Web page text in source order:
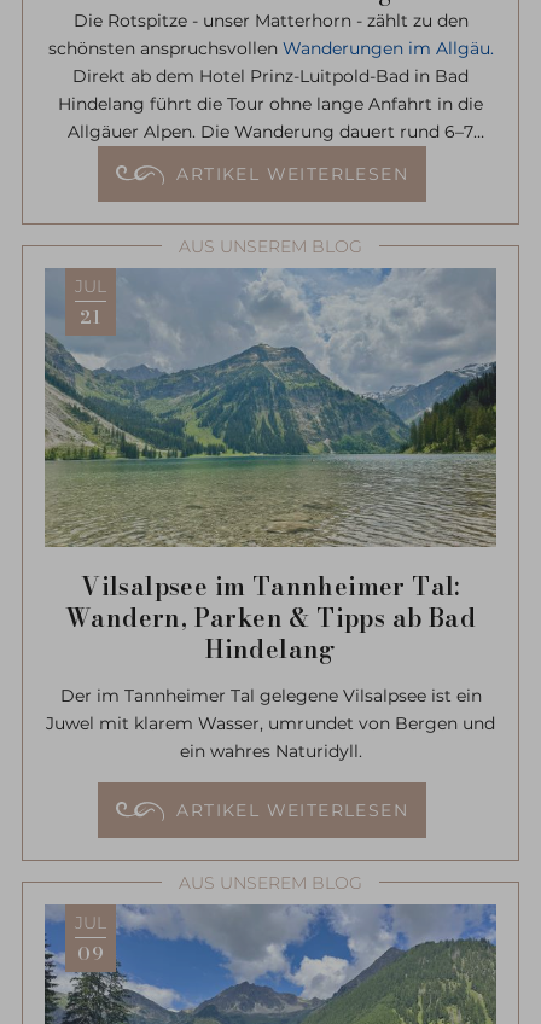
Die Rotspitze - unser Matterhorn - zählt zu den
schönsten anspruchsvollen Wanderungen im Allgäu.
Direkt ab dem Hotel Prinz-Luitpold-Bad in Bad
Hindelang führt die Tour ohne lange Anfahrt in die
Allgäuer Alpen. Die Wanderung dauert rund 6–7
Panoramablick. Nur auf den letzten Metern ist eine
ARTIKEL WEITERLESEN
AUS UNSEREM BLOG
JUL
21
Vilsalpsee im Tannheimer Tal:
Wandern, Parken & Tipps ab Bad
Hindelang
Der im Tannheimer Tal gelegene Vilsalpsee ist ein
Juwel mit klarem Wasser, umrundet von Bergen und
ein wahres Naturidyll.
ARTIKEL WEITERLESEN
AUS UNSEREM BLOG
JUL
09